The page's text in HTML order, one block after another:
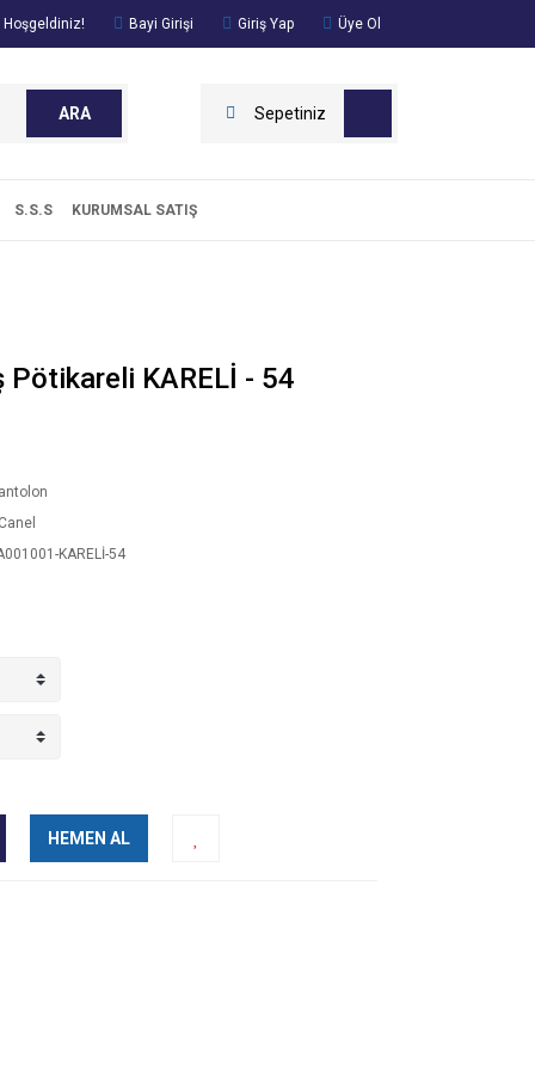
Hoşgeldiniz! Bayi Girişi Giriş Yap Üye Ol
ARA Sepetiniz
S.S.S KURUMSAL SATIŞ
Pötikareli KARELİ - 54
KARELİ-54
HEMEN AL